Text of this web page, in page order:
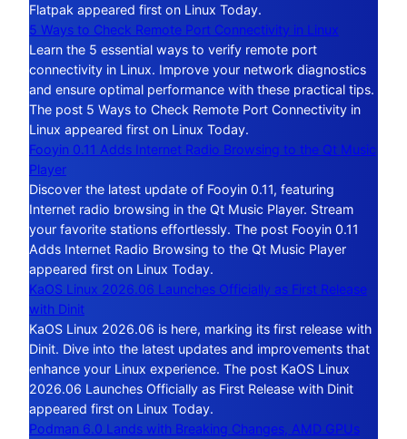
Flatpak appeared first on Linux Today.
5 Ways to Check Remote Port Connectivity in Linux
Learn the 5 essential ways to verify remote port
connectivity in Linux. Improve your network diagnostics
and ensure optimal performance with these practical tips.
The post 5 Ways to Check Remote Port Connectivity in
Linux appeared first on Linux Today.
Fooyin 0.11 Adds Internet Radio Browsing to the Qt Music
Player
Discover the latest update of Fooyin 0.11, featuring
Internet radio browsing in the Qt Music Player. Stream
your favorite stations effortlessly. The post Fooyin 0.11
Adds Internet Radio Browsing to the Qt Music Player
appeared first on Linux Today.
KaOS Linux 2026.06 Launches Officially as First Release
with Dinit
KaOS Linux 2026.06 is here, marking its first release with
Dinit. Dive into the latest updates and improvements that
enhance your Linux experience. The post KaOS Linux
2026.06 Launches Officially as First Release with Dinit
appeared first on Linux Today.
Podman 6.0 Lands with Breaking Changes, AMD GPUs